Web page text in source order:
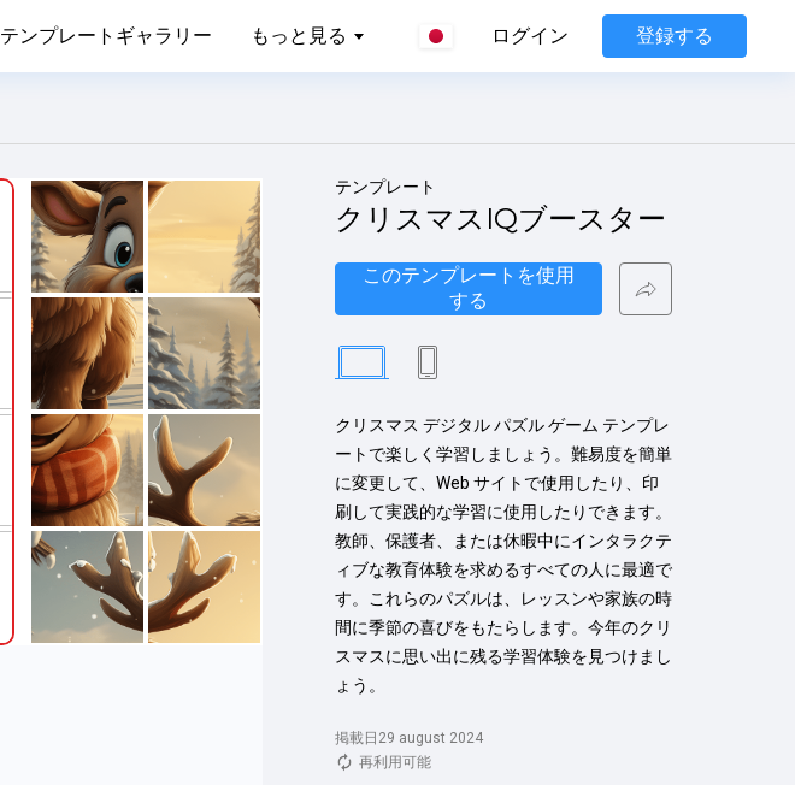
テンプレートギャラリー もっと見る ログイン 登録する
テンプレート
クリスマスIQブースター
このテンプレートを使用
する
クリスマス デジタル パズル ゲーム テンプレ
ートで楽しく学習しましょう。難易度を簡単
に変更して、Web サイトで使用したり、印
刷して実践的な学習に使用したりできます。
教師、保護者、または休暇中にインタラクテ
ィブな教育体験を求めるすべての人に最適で
す。これらのパズルは、レッスンや家族の時
間に季節の喜びをもたらします。今年のクリ
スマスに思い出に残る学習体験を見つけまし
ょう。
掲載日29 august 2024
再利用可能